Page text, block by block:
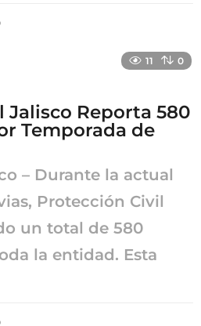
o
11 0
Jalisco Reporta 580
Temporada de
– Durante la actual
Protección Civil
un total de 580
la entidad. Esta